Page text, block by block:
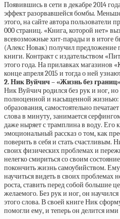
Появившись в сети в декабре 2014
эффект разорвавшейся бомбы.
этого, на сайте автора пользователи
000 страниц. «Книга, которой нет»
всевозможные хит-парады и в итоге
(Алекс Новак) получил
книги. Контракт с издательством
этого года. На прилавках магазинов
конце апреля 2015 и тогда о ней
2. Ник Вуйчич – «Жизнь без границ»
Ник Вуйчич родился без рук и ног,
полноценной и насыщенной
образования, самостоятельно
слова в минуту, занимается
даже ныряет с трамплина в воду.
эмоциональный рассказ о том, как
поверить в себя и стать счастливым.
своих физических проблемах и
нелегко смириться со своим
покончить жизнь самоубийством.
научиться видеть в своих проблемах
роста, ставить перед собой большие
желаемого. Без рук и ног, он
этого слова. В своей книге Ник
помогли ему, и теперь он делится ими